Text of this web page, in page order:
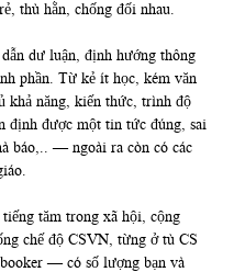
thù hằn, chống đối nhau.
dư luận, định hướng thông
phần. Từ kẻ ít học, kém văn
năng, kiến thức, trình độ
định được một tin tức đúng, sai
báo,.. — ngoài ra còn có các
tăm trong xã hội, cộng
chế độ CSVN, từng ở tù CS
— có số lượng bạn và